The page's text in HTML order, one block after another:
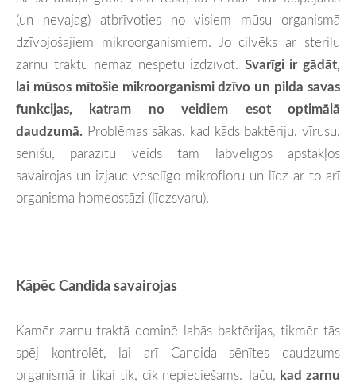
(un nevajag) atbrīvoties no visiem mūsu organismā
dzīvojošajiem mikroorganismiem. Jo cilvēks ar sterilu
zarnu traktu nemaz nespētu izdzīvot. Svarīgi ir gādāt,
lai mūsos mītošie mikroorganismi dzīvo un pilda savas
funkcijas, katram no veidiem esot optimālā
daudzumā. Problēmas sākas, kad kāds baktēriju, vīrusu,
sēnīšu, parazītu veids tam labvēlīgos apstākļos
savairojas un izjauc veselīgo mikrofloru un līdz ar to arī
organisma homeostāzi (līdzsvaru).
Kāpēc Candida savairojas
Kamēr zarnu traktā dominē labās baktērijas, tikmēr tās
spēj kontrolēt, lai arī Candida sēnītes daudzums
organismā ir tikai tik, cik nepieciešams. Taču, kad zarnu